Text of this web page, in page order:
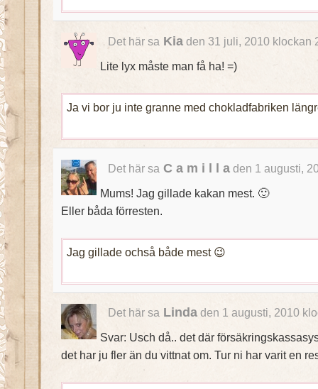
Det här sa Kiaden 31 juli, 2010 klockan
Lite lyx måste man få ha! =)
Ja vi bor ju inte granne med chokladfabriken
Det här sa C a m i l l aden 1 augusti,
Mums! Jag gillade kakan mest. 🙂
Eller båda förresten.
Jag gillade ochså både mest 😉
Det här sa Lindaden 1 augusti, 2010
Svar: Usch då.. det där
det har ju fler än du vittnat om. Tur ni har varit en